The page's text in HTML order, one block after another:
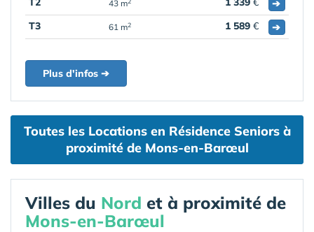
43 m
➔
T3
61 m2 1 589 € ➔
Plus d'infos ➔
Toutes les Locations en Résidence Seniors à
proximité de Mons-en-Barœul
Villes du Nord et à proximité de
Mons-en-Barœul